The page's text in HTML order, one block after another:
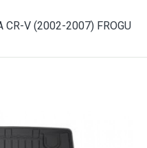
CR-V (2002-2007) FROGU